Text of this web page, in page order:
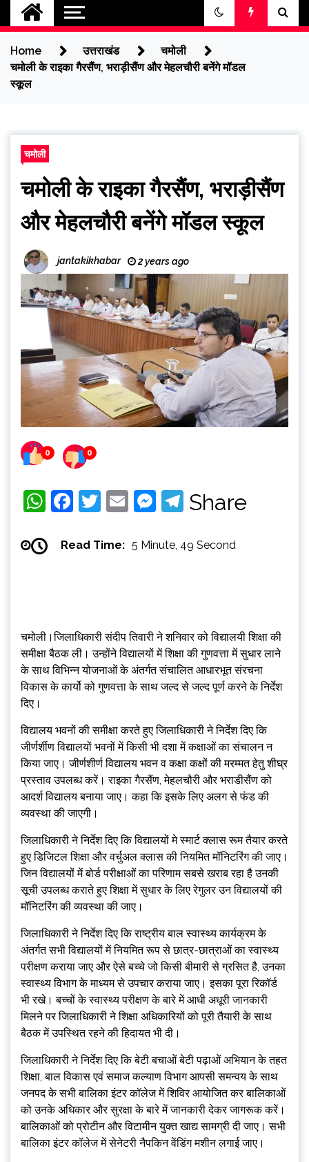
Home उत्तराखंड
चमोली
चमोली के राइका गैरसैंण, भराड़ीसैंण और मेहलचौरी बनेंगे मॉडल
स्कूल
चमोली
चमोली के राइका गैरसैंण, भराड़ीसैंण
और मेहलचौरी बनेंगे मॉडल स्कूल
jantakikhabar 2 years ago
0 0
WhatsApp
Facebook
Twitter
EmailMessenger
Telegram
Share
Read Time: 5 Minute, 49 Second
चमोली।जिलाधिकारी संदीप तिवारी ने शनिवार को विद्यालयी शिक्षा की
समीक्षा बैठक ली। उन्होंने विद्यालयों में शिक्षा की गुणवत्ता में सुधार लाने
के साथ विभिन्न योजनाओं के अंतर्गत संचालित आधारभूत संरचना
विकास के कार्यो को गुणवत्ता के साथ जल्द से जल्द पूर्ण करने के निर्देश
दिए।
विद्यालय भवनों की समीक्षा करते हुए जिलाधिकारी ने निर्देश दिए कि
जीर्णर्शीण विद्यालयों भवनों में किसी भी दशा में कक्षाओं का संचालन न
किया जाए। जीर्णशीर्ण विद्यालय भवन व कक्षा कक्षों की मरम्मत हेतु शीघ्र
प्रस्ताव उपलब्ध करें। राइका गैरसैंण, मेहलचौरी और भराडीसैंण को
आदर्श विद्यालय बनाया जाए। कहा कि इसके लिए अलग से फंड की
व्यवस्था की जाएगी।
जिलाधिकारी ने निर्देश दिए कि विद्यालयों मे स्मार्ट क्लास रूम तैयार करते
हुए डिजिटल शिक्षा और वर्चुअल क्लास की नियमित मॉनिटरिंग की जाए।
जिन विद्यालयों में बोर्ड परीक्षाओं का परिणाम सबसे खराब रहा है उनकी
सूची उपलब्ध कराते हुए शिक्षा में सुधार के लिए रेगुलर उन विद्यालयों की
मॉनिटरिंग की व्यवस्था की जाए।
जिलाधिकारी ने निर्देश दिए कि राष्ट्रीय बाल स्वास्थ्य कार्यक्रम के
अंतर्गत सभी विद्यालयों में नियमित रूप से छात्र-छात्राओं का स्वास्थ्य
परीक्षण कराया जाए और ऐसे बच्चे जो किसी बीमारी से ग्रसित है, उनका
स्वास्थ्य विभाग के माध्यम से उपचार कराया जाए। इसका पूरा रिकॉर्ड
भी रखे। बच्चों के स्वास्थ्य परीक्षण के बारे में आधी अधूरी जानकारी
मिलने पर जिलाधिकारी ने शिक्षा अधिकारियों को पूरी तैयारी के साथ
बैठक में उपस्थित रहने की हिदायत भी दी।
जिलाधिकारी ने निर्देश दिए कि बेटी बचाओं बेटी पढ़ाओं अभियान के तहत
शिक्षा, बाल विकास एवं समाज कल्याण विभाग आपसी समन्वय के साथ
जनपद के सभी बालिका इंटर कॉलेज में शिविर आयोजित कर बालिकाओं
को उनके अधिकार और सुरक्षा के बारे में जानकारी देकर जागरूक करें।
बालिकाओं को प्रोटीन और विटामीन युक्त खाद्य सामग्री दी जाए। सभी
बालिका इंटर कॉलेज में सेनेटरी नैपकिन वेंडिंग मशीन लगाई जाए।